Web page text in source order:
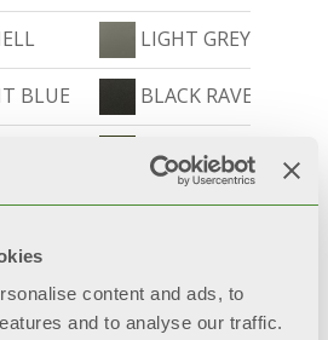
content and ads, to
and to analyse our traffic.
LIGHT GREY
BLUE BLACK RAVEN
FOREST GREEN